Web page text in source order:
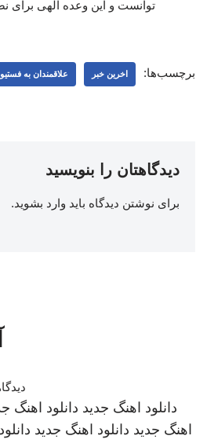
توانست و این وعده الهی
برچسب‌ها: اخرین خبر علاقمندان به
دیدگاهتان را بنویسید
برای نوشتن دیدگاه باید وارد بشوید.
دانلود اهنگ جدید دانلود اهنگ
اهنگ جدید دانلود اهنگ جدید